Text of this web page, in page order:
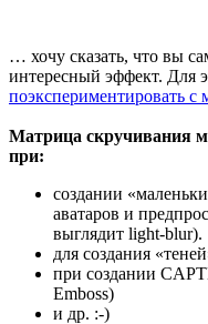
… хочу сказать, что вы
интересный эффект. Для
поэкспериментировать с
Матрица скручивания
при:
создании
аватаров и
выглядит light-blur).
для создания
при создании
Emboss)
и др. :-)